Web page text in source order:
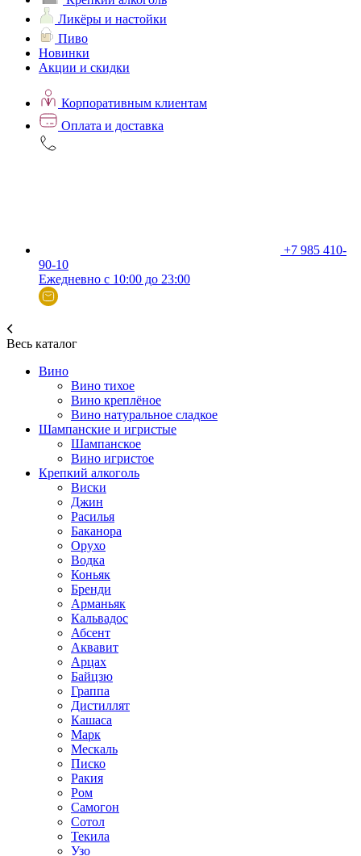
Ликёры и настойки
Пиво
Новинки
Акции и скидки
Корпоративным клиентам
Оплата и доставка
+7 985 410-
90-10
Ежедневно с 10:00 до 23:00
Весь каталог
Вино
Вино тихое
Вино креплёное
Вино натуральное сладкое
Шампанские и игристые
Шампанское
Вино игристое
Крепкий алкоголь
Виски
Джин
Расилья
Баканора
Орухо
Водка
Коньяк
Бренди
Арманьяк
Кальвадос
Абсент
Аквавит
Арцах
Байцзю
Граппа
Дистиллят
Кашаса
Марк
Мескаль
Писко
Ракия
Ром
Самогон
Сотол
Текила
Узо